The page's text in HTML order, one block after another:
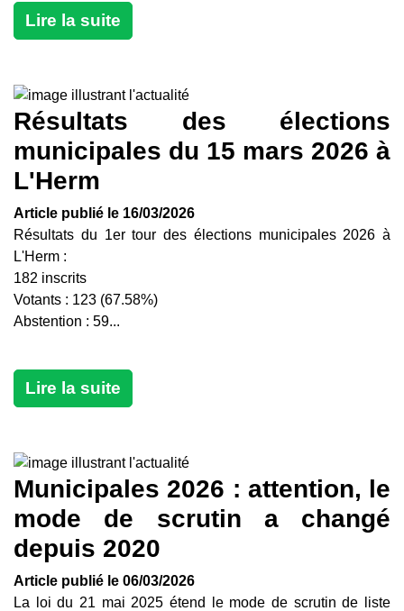
Lire la suite
Résultats des élections
municipales du 15 mars 2026 à
L'Herm
Article publié le 16/03/2026
Résultats du 1er tour des élections municipales 2026 à
L'Herm :
182 inscrits
Votants : 123 (67.58%)
Abstention : 59...
Lire la suite
Municipales 2026 : attention, le
mode de scrutin a changé
depuis 2020
Article publié le 06/03/2026
La loi du 21 mai 2025 étend le mode de scrutin de liste